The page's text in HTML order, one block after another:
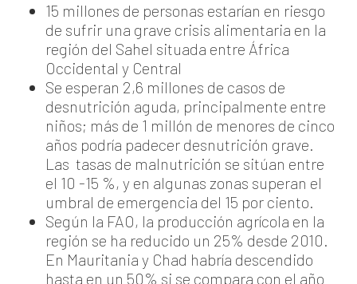
15 millones de personas estarían en riesgo
de sufrir una grave crisis alimentaria en la
región del Sahel situada entre África
Occidental y Central
Se esperan 2,6 millones de casos de
desnutrición aguda, principalmente entre
niños; más de 1 millón de menores de cinco
años podría padecer desnutrición grave.
Las tasas de malnutrición se sitúan entre
el 10 -15 %, y en algunas zonas superan el
umbral de emergencia del 15 por ciento.
Según la FAO, la producción agrícola en la
región se ha reducido un 25% desde 2010.
En Mauritania y Chad habría descendido
hasta en un 50% si se compara con el año